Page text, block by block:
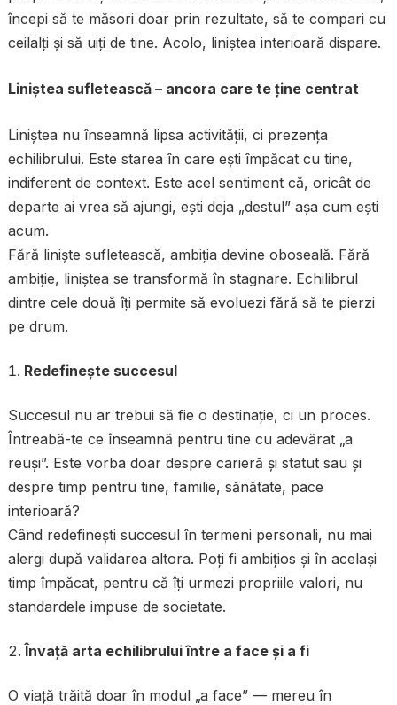
începi să te măsori doar prin rezultate, să te compari cu
ceilalți și să uiți de tine. Acolo, liniștea interioară dispare.
Liniștea sufletească – ancora care te ține centrat
Liniștea nu înseamnă lipsa activității, ci prezența
echilibrului. Este starea în care ești împăcat cu tine,
indiferent de context. Este acel sentiment că, oricât de
departe ai vrea să ajungi, ești deja „destul” așa cum ești
acum.
Fără liniște sufletească, ambiția devine oboseală. Fără
ambiție, liniștea se transformă în stagnare. Echilibrul
dintre cele două îți permite să evoluezi fără să te pierzi
pe drum.
Redefinește succesul
Succesul nu ar trebui să fie o destinație, ci un proces.
Întreabă-te ce înseamnă pentru tine cu adevărat „a
reuși”. Este vorba doar despre carieră și statut sau și
despre timp pentru tine, familie, sănătate, pace
interioară?
Când redefinești succesul în termeni personali, nu mai
alergi după validarea altora. Poți fi ambițios și în același
timp împăcat, pentru că îți urmezi propriile valori, nu
standardele impuse de societate.
Învață arta echilibrului între a face și a fi
O viață trăită doar în modul „a face” — mereu în